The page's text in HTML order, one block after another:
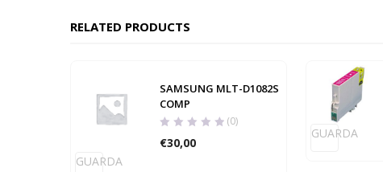
RELATED PRODUCTS
GUARDA
SAMSUNG MLT-D1082S
COMP
(0)
€30,00
GUARDA